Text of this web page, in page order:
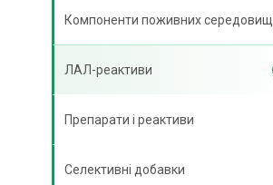
Компоненти поживних середовищ
ЛАЛ-реактиви
Препарати і реактиви
Селективні добавки